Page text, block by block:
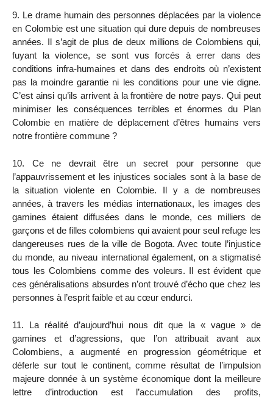
9. Le drame humain des personnes déplacées par la violence
en Colombie est une situation qui dure depuis de nombreuses
années. Il s’agit de plus de deux millions de Colombiens qui,
fuyant la violence, se sont vus forcés à errer dans des
conditions infra-humaines et dans des endroits où n’existent
pas la moindre garantie ni les conditions pour une vie digne.
C’est ainsi qu’ils arrivent à la frontière de notre pays. Qui peut
minimiser les conséquences terribles et énormes du Plan
Colombie en matière de déplacement d’êtres humains vers
notre frontière commune ?
10. Ce ne devrait être un secret pour personne que
l’appauvrissement et les injustices sociales sont à la base de
la situation violente en Colombie. Il y a de nombreuses
années, à travers les médias internationaux, les images des
gamines étaient diffusées dans le monde, ces milliers de
garçons et de filles colombiens qui avaient pour seul refuge les
dangereuses rues de la ville de Bogota. Avec toute l’injustice
du monde, au niveau international également, on a stigmatisé
tous les Colombiens comme des voleurs. Il est évident que
ces généralisations absurdes n’ont trouvé d’écho que chez les
personnes à l’esprit faible et au cœur endurci.
11. La réalité d’aujourd’hui nous dit que la « vague » de
gamines et d’agressions, que l’on attribuait avant aux
Colombiens, a augmenté en progression géométrique et
déferle sur tout le continent, comme résultat de l’impulsion
majeure donnée à un système économique dont la meilleure
lettre d’introduction est l’accumulation des profits,